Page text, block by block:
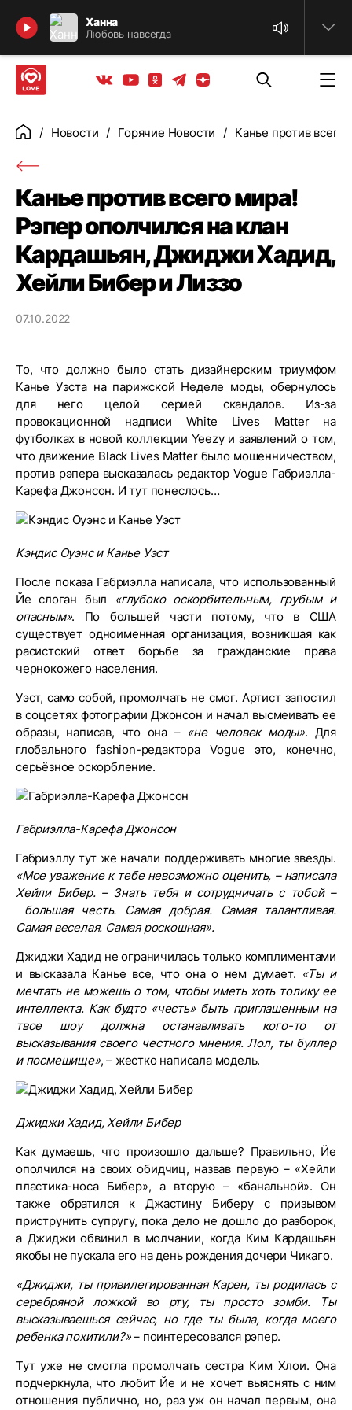
Ханна
Любовь навсегда
Найти
Вконтакте
YoutubeОдноклассники
ТелеграмЯндекс дзен
ГлавнаяНовости Горячие Новости Канье против
Канье против всего мира!
Рэпер ополчился на клан
Кардашьян, Джиджи Хадид,
Хейли Бибер и Лиззо
07.10.2022
То, что должно было стать дизайнерским триумфом
Канье Уэста на парижской Неделе моды, обернулось
для него целой серией скандалов. Из-за
провокационной надписи White Lives Matter на
футболках в новой коллекции Yeezy и заявлений о том,
что движение Black Lives Matter было мошенничеством,
против рэпера высказалась редактор Vogue Габриэлла-
Карефа Джонсон. И тут понеслось…
Кэндис Оуэнс и Канье Уэст
После показа Габриэлла написала, что использованный
Йе слоган был
«глубоко оскорбительным, грубым и
опасным». По большей части потому, что в США
существует одноименная организация, возникшая как
расистский ответ борьбе за гражданские права
чернокожего населения.
Уэст, само собой, промолчать не смог. Артист запостил
в соцсетях фотографии Джонсон и начал высмеивать ее
образы, написав, что она – «не человек моды». Для
глобального fashion-редактора Vogue это, конечно,
серьёзное оскорбление.
Габриэлла-Карефа Джонсон
Габриэллу тут же начали поддерживать многие звезды.
«Мое уважение к тебе невозможно оценить, – написала
Хейли Бибер. – Знать тебя и сотрудничать с тобой –
большая честь. Самая добрая. Самая талантливая.
Самая веселая. Самая роскошная».
Джиджи Хадид не ограничилась только комплиментами
и высказала Канье все, что она о нем думает. «Ты и
мечтать не можешь о том, чтобы иметь хоть толику ее
интеллекта. Как будто «честь» быть приглашенным на
твое шоу должна останавливать кого-то от
высказывания своего честного мнения. Лол, ты буллер
и посмешище», – жестко написала модель.
Джиджи Хадид, Хейли Бибер
Как думаешь, что произошло дальше? Правильно, Йе
ополчился на своих обидчиц, назвав первую – «Хейли
пластика-носа Бибер», а вторую – «банальной». Он
также обратился к Джастину Биберу с призывом
приструнить супругу, пока дело не дошло до разборок,
а Джиджи обвинил в молчании, когда Ким Кардашьян
якобы не пускала его на день рождения дочери Чикаго.
«Джиджи, ты привилегированная Карен, ты родилась с
серебряной ложкой во рту, ты просто зомби. Ты
высказываешься сейчас, но где ты была, когда моего
ребенка похитили?»– поинтересовался рэпер.
Тут уже не смогла промолчать сестра Ким Хлои. Она
подчеркнула, что любит Йе и не хочет выяснять с ним
отношения публично, но, раз уж он начал первым, она